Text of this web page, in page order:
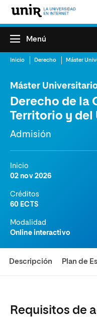
Menú
Inicio Derecho
Máster
Derecho de la
Territorio y del
Admisión
Inicio
02 nov 2026
Créditos
60 ECTS
Modalidad
Online interactivo
Descripción Plan de
Requisitos de